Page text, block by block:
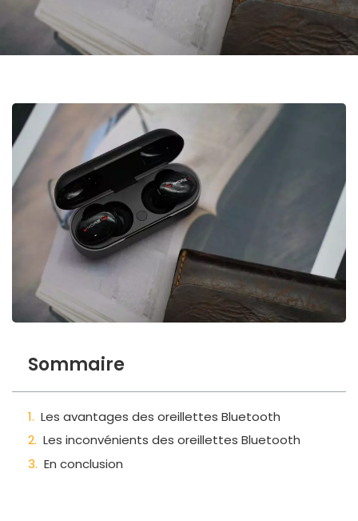
Sommaire
Les avantages des oreillettes Bluetooth
Les inconvénients des oreillettes Bluetooth
En conclusion